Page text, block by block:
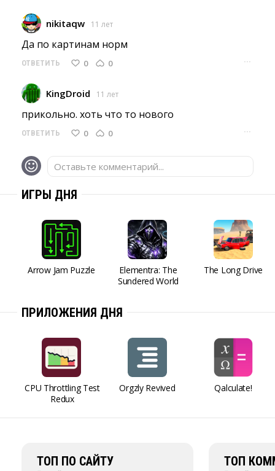
nikitaqw 11 лет
Да по картинам норм
ОТВЕТИТЬ 0 0 ···
KingDroid 11 лет
прикольно. хоть что то нового
ОТВЕТИТЬ 0 0 ···
Оставьте комментарий...
ИГРЫ ДНЯ
Arrow Jam Puzzle
Elementra: The
Sundered World
The Long Drive
ПРИЛОЖЕНИЯ ДНЯ
CPU Throttling Test
Redux
Orgzly Revived Qalculate!
ТОП ПО САЙТУ ТОП